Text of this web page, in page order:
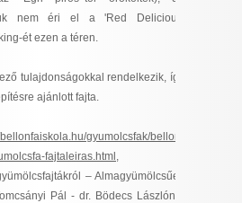
nem éri el a 'Red Delicious'
ét ezen a téren.
tulajdonságokkal rendelkezik, így
ajánlott fajta.
gyumolcsfak/bellon-
fajtaleiras.html ,
– Almagyümölcsűek
Pál - dr. Bödecs Lászlóné,